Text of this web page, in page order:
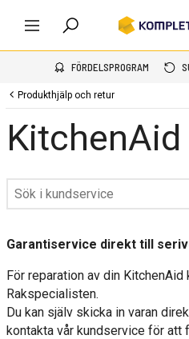
FÖRDELSPROGRAM
Produkthjälp och retur
KitchenAid
Garantiservice direkt till
För reparation av din
Rakspecialisten.
Du kan själv skicka in varan
kontakta vår kundservice för att